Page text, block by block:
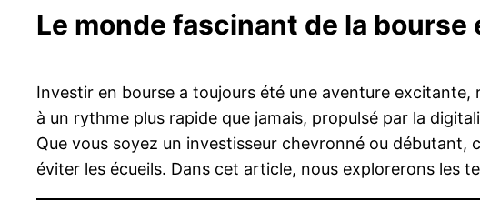
Le monde fascinant de la bourse
Investir en bourse a toujours été une aventure excitante,
à un rythme plus rapide que jamais, propulsé par la
Que vous soyez un investisseur chevronné ou
éviter les écueils. Dans cet article, nous explorerons les